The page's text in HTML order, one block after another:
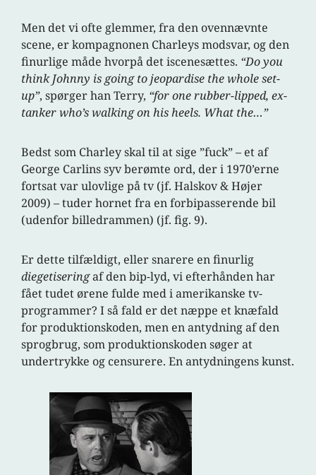
Men det vi ofte glemmer, fra den ovennævnte
scene, er kompagnonen Charleys modsvar, og den
finurlige måde hvorpå det iscenesættes. “Do you
think Johnny is going to jeopardise the whole set-
up”, spørger han Terry, “for one rubber-lipped, ex-
tanker who’s walking on his heels. What the…”
Bedst som Charley skal til at sige ”fuck” – et af
George Carlins syv berømte ord, der i 1970’erne
fortsat var ulovlige på tv (jf. Halskov & Højer
2009) – tuder hornet fra en forbipasserende bil
(udenfor billedrammen) (jf. fig. 9).
Er dette tilfældigt, eller snarere en finurlig
diegetiseringaf den bip-lyd, vi efterhånden har
fået tudet ørene fulde med i amerikanske tv-
programmer? I så fald er det næppe et knæfald
for produktionskoden, men en antydning af den
sprogbrug, som produktionskoden søger at
undertrykke og censurere. En antydningens kunst.